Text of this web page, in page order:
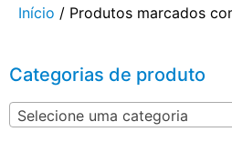
Início / Produtos marcados
Categorias de produto
Selecione uma categoria